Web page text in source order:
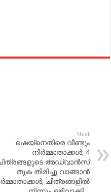
Next
ഷെയ്‌നെതിരെ വീണ്ടും
നിര്‍മ്മാതാക്കള്‍; 4
അഡ്വാന്‍സ്
തുക തിരിച്ചു വാങ്ങാന്‍
ചിത്രങ്ങളില്‍